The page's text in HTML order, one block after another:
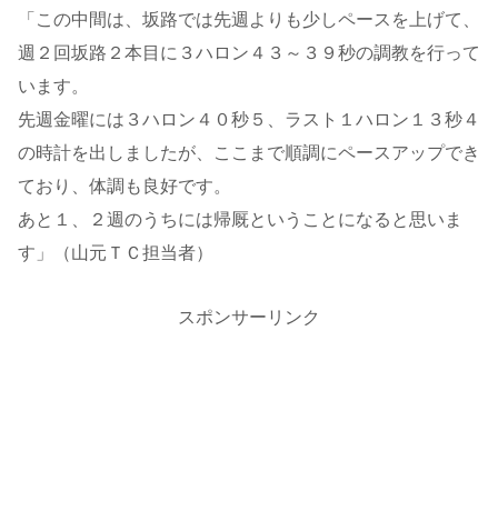
「この中間は、坂路では先週よりも少しペースを上げて、
週２回坂路２本目に３ハロン４３～３９秒の調教を行って
います。
先週金曜には３ハロン４０秒５、ラスト１ハロン１３秒４
の時計を出しましたが、ここまで順調にペースアップでき
ており、体調も良好です。
あと１、２週のうちには帰厩ということになると思いま
す」（山元ＴＣ担当者）
スポンサーリンク